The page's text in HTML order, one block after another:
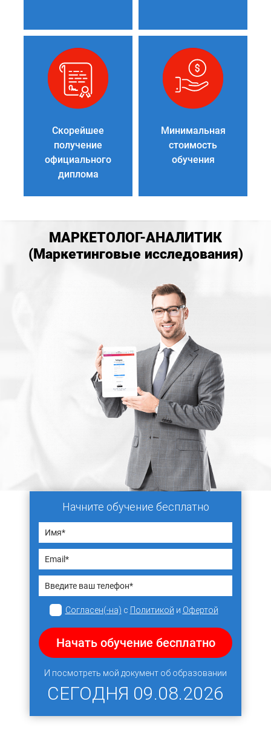
Скорейшее
получение
официального
диплома
Минимальная
стоимость
обучения
МАРКЕТОЛОГ-АНАЛИТИК
(Маркетинговые исследования)
Начните обучение бесплатно
Согласен(-на) с Политикой и Офертой
Начать обучение бесплатно
И посмотреть мой документ об образовании
СЕГОДНЯ 09.08.2026